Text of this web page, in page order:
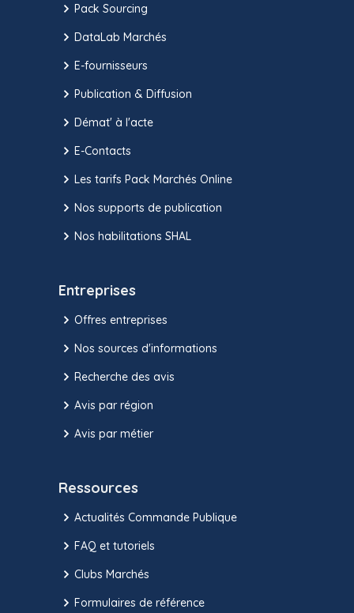
Pack Sourcing
DataLab Marchés
E-fournisseurs
Publication & Diffusion
Démat' à l'acte
E-Contacts
Les tarifs Pack Marchés Online
Nos supports de publication
Nos habilitations SHAL
Entreprises
Offres entreprises
Nos sources d'informations
Recherche des avis
Avis par région
Avis par métier
Ressources
Actualités Commande Publique
FAQ et tutoriels
Clubs Marchés
Formulaires de référence